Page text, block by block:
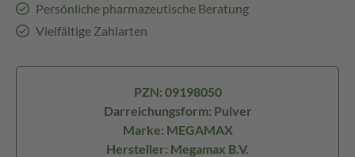
Persönliche pharmazeutische Beratung
Vielfältige Zahlarten
PZN: 09198050
Darreichungsform: Pulver
Marke: MEGAMAX
Hersteller: Megamax B.V.